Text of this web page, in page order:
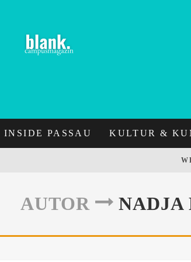
INSIDE PASSAU KULTUR &
AUTOR NADJA